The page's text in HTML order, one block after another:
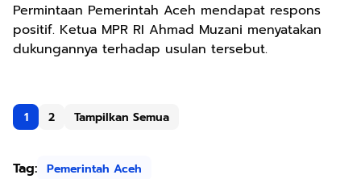
Permintaan Pemerintah Aceh mendapat respons
positif. Ketua MPR RI Ahmad Muzani menyatakan
dukungannya terhadap usulan tersebut.
1 2 Tampilkan Semua
Tag: Pemerintah Aceh